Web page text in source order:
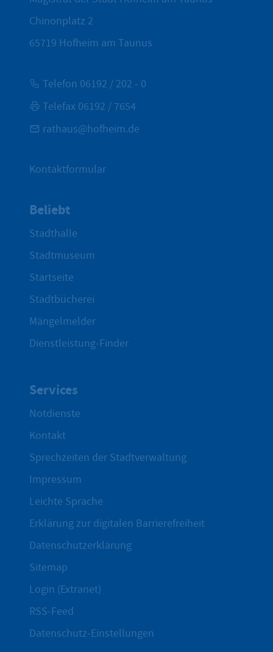
Chinonplatz 2
65719 Hofheim am Taunus
Telefon 06192 / 202 - 0
Telefax 06192 / 7654
rathaus@hofheim.de
Kontaktformular
Beliebt
Stadthalle
Stadtmuseum
Startseite
Stadtbücherei
Mängelmelder
Dienstleistung-Finder
Services
Notdienste
Kontakt
Sprechzeiten der Stadtverwaltung
Impressum
Leichte Sprache
Erklärung zur digitalen Barrierefreiheit
Datenschutzerklärung
Sitemap
Login (Extranet)
RSS-Feed
Datenschutz-Einstellungen